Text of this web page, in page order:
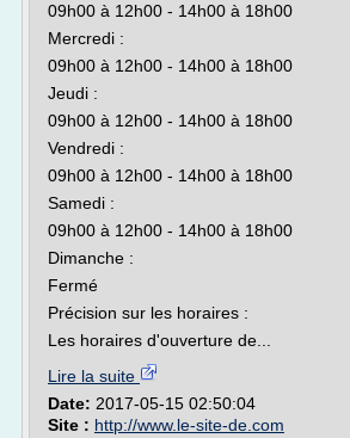
09h00 à 12h00 - 14h00 à 18h00
Mercredi :
09h00 à 12h00 - 14h00 à 18h00
Jeudi :
09h00 à 12h00 - 14h00 à 18h00
Vendredi :
09h00 à 12h00 - 14h00 à 18h00
Samedi :
09h00 à 12h00 - 14h00 à 18h00
Dimanche :
Fermé
Précision sur les horaires :
Les horaires d'ouverture de...
Lire la suite
Date: 2017-05-15 02:50:04
Site : http://www.le-site-de.com